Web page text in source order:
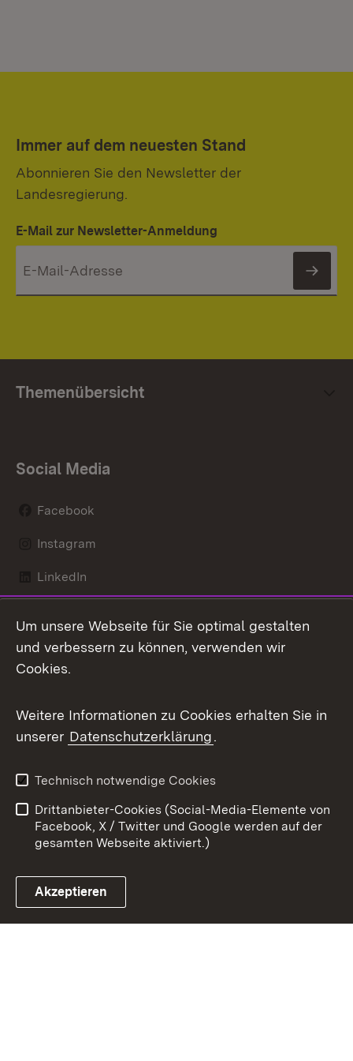
Immer auf dem neuesten Stand
Abonnieren Sie den Newsletter der
Landesregierung.
E-Mail zur Newsletter-Anmeldung
Themenübersicht
Social Media
Facebook
Instagram
LinkedIn
X / Twitter
Youtube
Link zum Landesportal
Kontakt
Datenschutz
Barrierefreiheit
Impressum
Cookies
Um unsere Webseite für Sie optimal gestalten
und verbessern zu können, verwenden wir
Cookies.
Weitere Informationen zu Cookies erhalten Sie in
unserer Datenschutzerklärung.
Technisch notwendige Cookies
Drittanbieter-Cookies (Social-Media-Elemente von
Facebook, X / Twitter und Google werden auf der
gesamten Webseite aktiviert.)
Akzeptieren